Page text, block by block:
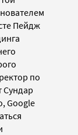
Пейдж
по
Сундар
Google